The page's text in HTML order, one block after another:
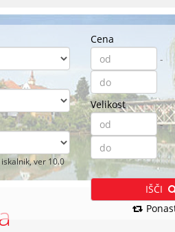
ver 10.0
Cena
-
Velikost
-
IŠČI